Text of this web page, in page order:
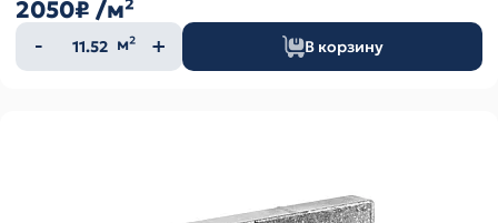
2050₽ /м²
Количество
товара
м² В корзину